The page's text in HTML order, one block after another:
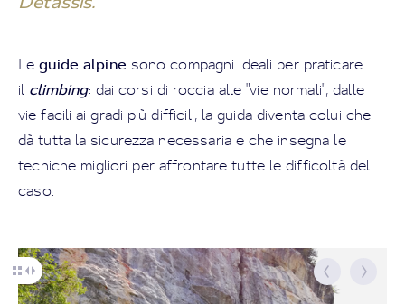
Leguide alpine sono compagni ideali per praticare
il climbing: dai corsi di roccia alle "vie normali", dalle
vie facili ai gradi più difficili, la guida diventa colui che
dà tutta la sicurezza necessaria e che insegna le
tecniche migliori per affrontare tutte le difficoltà del
caso.